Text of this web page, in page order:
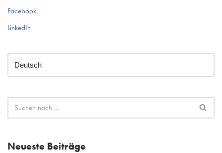
Facebook
LinkedIn
Neueste Beiträge